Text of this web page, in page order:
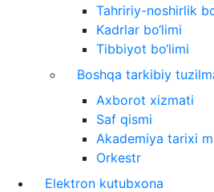
Tahririy-noshirlik
Kadrlar bo‘limi
Tibbiyot bo‘limi
Boshqa tarkibiy
Axborot xizmati
Saf qismi
Akademiya tarixi
Orkestr
Elektron kutubxona